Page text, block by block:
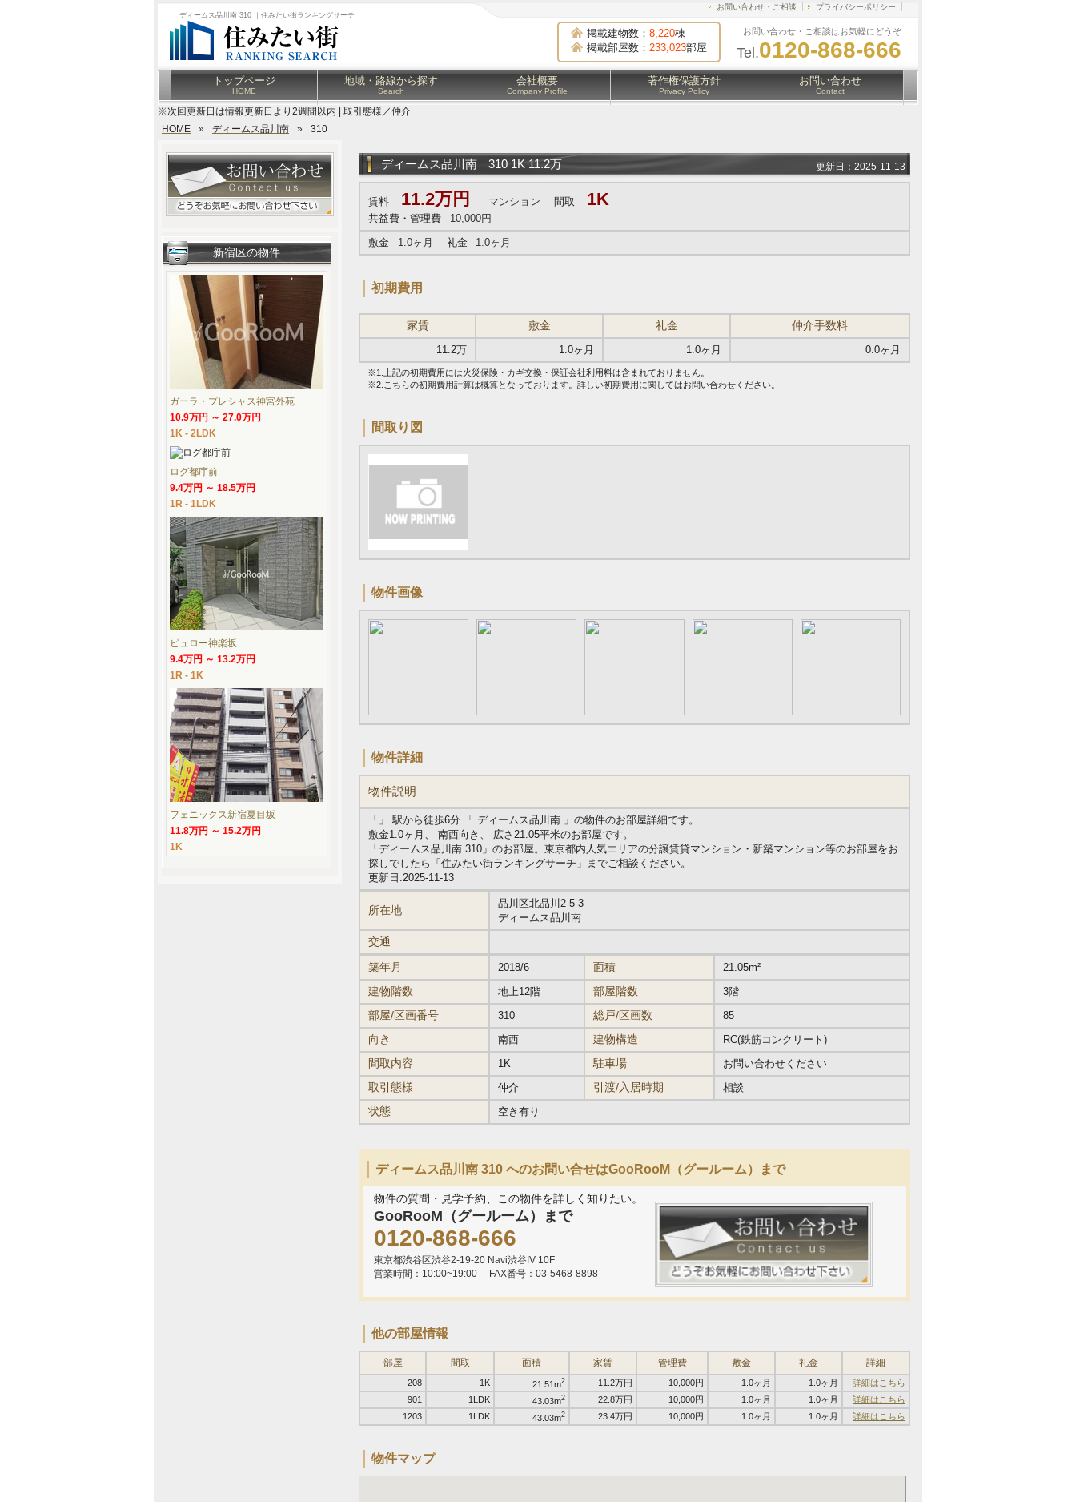
ディームス品川南 310 ｜住みたい街ランキングサーチ
掲載建物数： 8,220棟
掲載部屋数： 233,023部屋
お問い合わせ・ご相談はお気軽にどうぞ
Tel.0120-868-666
お問い合わせ・ご相談 プライバシーポリシー
トップページ
HOME
地域・路線から探す
Search
会社概要
Company Profile
著作権保護方針
Privacy Policy
お問い合わせ
Contact
※次回更新日は情報更新日より2週間以内 | 取引態様／仲介
HOME
» ディームス品川南 » 310
ディームス品川南 310 1K 11.2万 更新日：2025-11-13
賃料 11.2万円 マンション 間取 1K
共益費・管理費
10,000円
敷金
1.0ヶ月 礼金 1.0ヶ月
初期費用
家賃 敷金 礼金 仲介手数料
11.2万 1.0ヶ月 1.0ヶ月 0.0ヶ月
※1.上記の初期費用には火災保険・カギ交換・保証会社利用料は含まれておりません。
※2.こちらの初期費用計算は概算となっております。詳しい初期費用に関してはお問い合わせください。
間取り図
物件画像
物件詳細
物件説明
「」 駅から徒歩6分 「 ディームス品川南 」の物件のお部屋詳細です。
敷金1.0ヶ月、 南西向き、 広さ21.05平米のお部屋です。
「ディームス品川南 310」のお部屋。東京都内人気エリアの分譲賃貸マンション・新築マンション等のお部屋をお
探しでしたら「住みたい街ランキングサーチ」までご相談ください。
更新日:2025-11-13
所在地
品川区北品川2-5-3
ディームス品川南
交通
築年月
2018/6 面積 21.05m²
建物階数 地上12階 部屋階数 3階
部屋/区画番号 310 総戸/区画数 85
向き 南西 建物構造 RC(鉄筋コンクリート)
間取内容 1K 駐車場 お問い合わせください
取引態様 仲介 引渡/入居時期 相談
状態 空き有り
ディームス品川南 310 へのお問い合せはGooRooM（グールーム）まで
物件の質問・見学予約、この物件を詳しく知りたい。
GooRooM（グールーム）まで
0120-868-666
東京都渋谷区渋谷2-19-20 Navi渋谷IV 10F
営業時間：10:00~19:00
FAX番号：03-5468-8898
他の部屋情報
部屋 間取 面積 家賃 管理費 敷金 礼金 詳細
208 1K 21.51m2 11.2万円 10,000円 1.0ヶ月 1.0ヶ月
詳細はこちら
901
1LDK 43.03m2 22.8万円 10,000円 1.0ヶ月 1.0ヶ月
詳細はこちら
1203
1LDK 43.03m2 23.4万円 10,000円 1.0ヶ月 1.0ヶ月 詳細はこちら
物件マップ
新宿区の物件
ガーラ・プレシャス神宮外苑
10.9万円 ～ 27.0万円
1K - 2LDK
ログ都庁前
9.4万円 ～ 18.5万円
1R - 1LDK
ビュロー神楽坂
9.4万円 ～ 13.2万円
1R - 1K
フェニックス新宿夏目坂
11.8万円 ～ 15.2万円
1K